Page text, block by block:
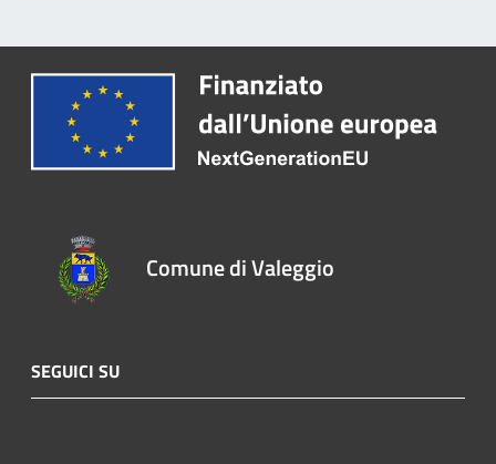
Comune di Valeggio
SEGUICI SU